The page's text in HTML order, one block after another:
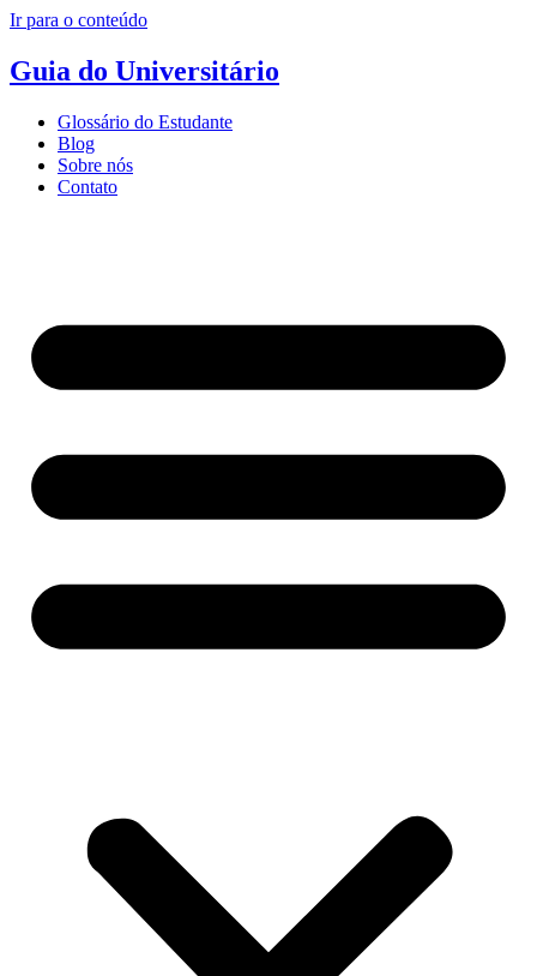
Ir para o conteúdo
Guia do Universitário
Glossário do Estudante
Blog
Sobre nós
Contato